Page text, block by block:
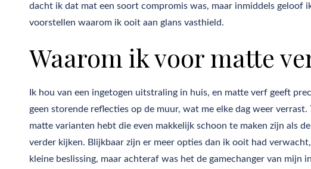
dacht ik dat mat een soort compromis was, maar inmiddels geloof
voorstellen waarom ik ooit aan glans vasthield.
Waarom ik voor matte
Ik hou van een ingetogen uitstraling in huis, en matte verf geeft
geen storende reflecties op de muur, wat me elke dag weer
matte varianten hebt die even makkelijk schoon te maken zijn als
verder kijken. Blijkbaar zijn er meer opties dan ik ooit had
kleine beslissing, maar achteraf was het de gamechanger van mijn